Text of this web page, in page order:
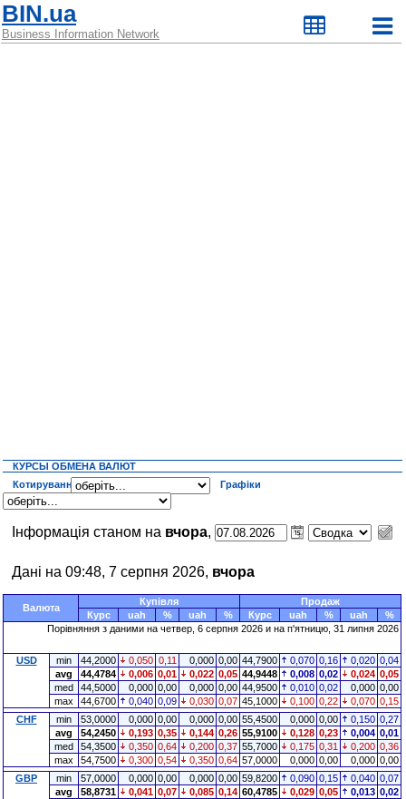
BIN.ua
Business Information Network
КУРСЫ ОБМЕНА ВАЛЮТ
Котирування
Графіки
Інформація станом на вчора,
Дані на 09:48, 7 серпня 2026, вчора
Валюта
Купівля
Продаж
Курс
uah % uah % Курс uah % uah
%
Порівняння з даними на четвер, 6 серпня 2026 и на п'ятницю, 31 липня 2026
USD min 44,2000 0,050 0,11 0,000 0,00 44,7900 0,070 0,16 0,020 0,04
avg
44,4784 0,006 0,01 0,022 0,05 44,9448 0,008 0,02 0,024 0,05
med
44,5000 0,000 0,00 0,000 0,00 44,9500 0,010 0,02 0,000 0,00
max
44,6700 0,040 0,09 0,030 0,07 45,1000 0,100 0,22 0,070 0,15
CHF
min 53,0000 0,000 0,00 0,000 0,00 55,4500 0,000 0,00 0,150 0,27
avg
54,2450 0,193 0,35 0,144 0,26 55,9100 0,128 0,23 0,004 0,01
med
54,3500 0,350 0,64 0,200 0,37 55,7000 0,175 0,31 0,200 0,36
max
54,7500 0,300 0,54 0,350 0,64 57,0000 0,000 0,00 0,000 0,00
GBP
min 57,0000 0,000 0,00 0,000 0,00 59,8200 0,090 0,15 0,040 0,07
avg
58,8731 0,041 0,07 0,085 0,14 60,4785 0,029 0,05 0,013 0,02